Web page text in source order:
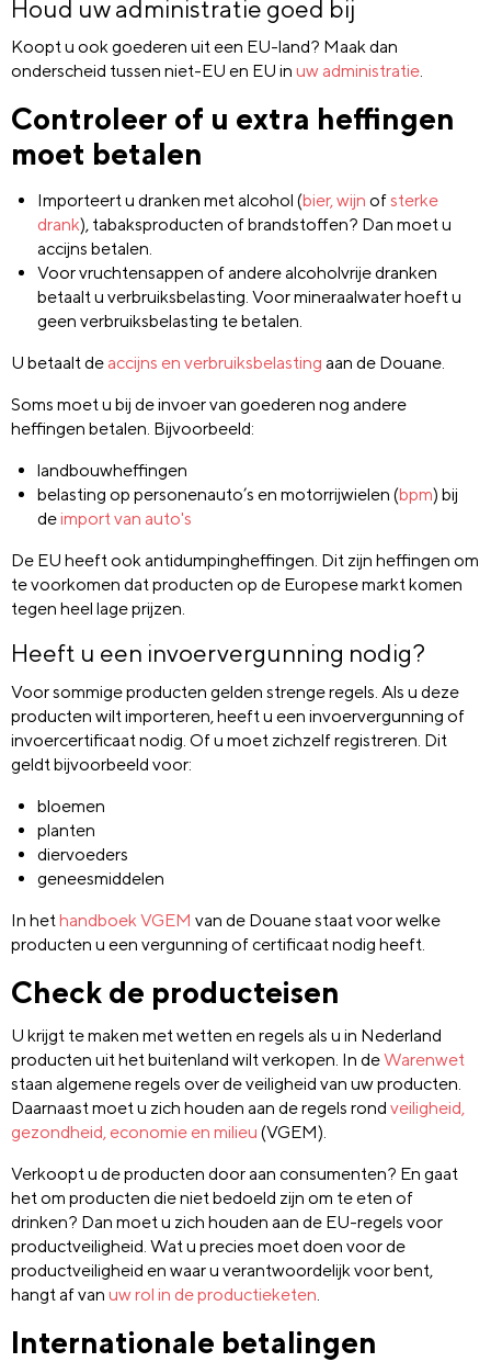
Houd uw administratie goed bij
Koopt u ook goederen uit een EU-land? Maak dan
onderscheid tussen niet-EU en EU in uw administratie.
Controleer of u extra heffingen
moet betalen
Importeert u dranken met alcohol (bier, wijn ofsterke
drank), tabaksproducten of brandstoffen? Dan moet u
accijns betalen.
Voor vruchtensappen of andere alcoholvrije dranken
betaalt u verbruiksbelasting. Voor mineraalwater hoeft u
geen verbruiksbelasting te betalen.
U betaalt de accijns en verbruiksbelasting aan de Douane.
Soms moet u bij de invoer van goederen nog andere
heffingen betalen. Bijvoorbeeld:
landbouwheffingen
belasting op personenauto’s en motorrijwielen (bpm) bij
deimport van auto's
De EU heeft ook antidumpingheffingen. Dit zijn heffingen om
te voorkomen dat producten op de Europese markt komen
tegen heel lage prijzen.
Heeft u een invoervergunning nodig?
Voor sommige producten gelden strenge regels. Als u deze
producten wilt importeren, heeft u een invoervergunning of
invoercertificaat nodig. Of u moet zichzelf registreren. Dit
geldt bijvoorbeeld voor:
bloemen
planten
diervoeders
geneesmiddelen
In het handboek VGEM van de Douane staat voor welke
producten u een vergunning of certificaat nodig heeft.
Check de producteisen
U krijgt te maken met wetten en regels als u in Nederland
producten uit het buitenland wilt verkopen. In deWarenwet
staan algemene regels over de veiligheid van uw producten.
Daarnaast moet u zich houden aan de regels rond veiligheid,
gezondheid, economie en milieu (VGEM).
Verkoopt u de producten door aan consumenten? En gaat
het om producten die niet bedoeld zijn om te eten of
drinken? Dan moet u zich houden aan de EU-regels voor
productveiligheid. Wat u precies moet doen voor de
productveiligheid en waar u verantwoordelijk voor bent,
hangt af van uw rol in de productieketen.
Internationale betalingen